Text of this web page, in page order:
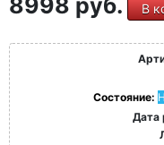
8998 руб. В
Состояние:
Дата